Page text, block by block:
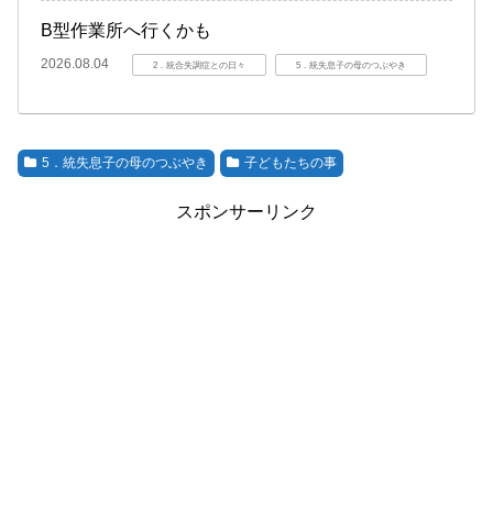
B型作業所へ行くかも
2026.08.04 2．統合失調症との日々 5．統失息子の母のつぶやき
5．統失息子の母のつぶやき 子どもたちの事
スポンサーリンク